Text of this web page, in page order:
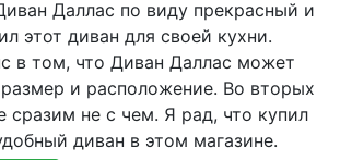
Даллас по виду прекрасный и
этот диван для своей кухни.
в том, что Диван Даллас может
и расположение. Во вторых
сразим не с чем. Я рад, что купил
диван в этом магазине.